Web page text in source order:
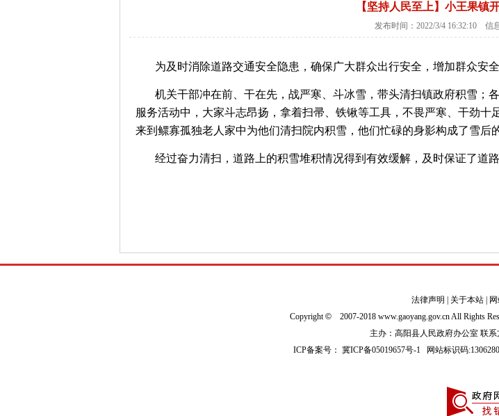
【坚持人民至上】小王果镇
发布时间：2022/3/4 16:32:10 信
为及时消除道路交通安全隐患，确保广大群众出行安全，增加群众安
机关干部冲在前、干在先，战严寒、斗冰雪，带头清扫镇政府积雪；
服务活动中，大家斗志昂扬，拿着扫帚、铁锹等工具，不畏严寒、干劲
来到鳏寡孤独老人家中为他们清扫院内积雪，他们忙碌的身影构成了雪后
经过奋力清扫，道路上的积雪堆积情况得到有效缓解，及时保证了道
法律声明 关于本站
Copyright©2007-2018 www.gaoyang.gov.cn All Rights
主办：高阳县人民政府办公室 联系
ICP备案号： 冀ICP备05019657号-1网站标识码